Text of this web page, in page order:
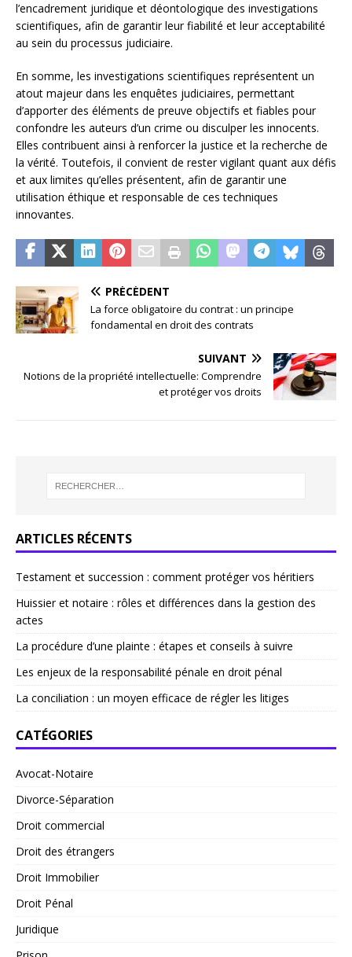
l’encadrement juridique et déontologique des investigations
scientifiques, afin de garantir leur fiabilité et leur acceptabilité
au sein du processus judiciaire.
En somme, les investigations scientifiques représentent un
atout majeur dans les enquêtes judiciaires, permettant
d’apporter des éléments de preuve objectifs et fiables pour
confondre les auteurs d’un crime ou disculper les innocents.
Elles contribuent ainsi à renforcer la justice et la recherche de
la vérité. Toutefois, il convient de rester vigilant quant aux défis
et aux limites qu’elles présentent, afin de garantir une
utilisation éthique et responsable de ces techniques
innovantes.
PRÉCÉDENT
La force obligatoire du contrat : un principe
fondamental en droit des contrats
SUIVANT
Notions de la propriété intellectuelle: Comprendre
et protéger vos droits
ARTICLES RÉCENTS
Testament et succession : comment protéger vos héritiers
Huissier et notaire : rôles et différences dans la gestion des
actes
La procédure d’une plainte : étapes et conseils à suivre
Les enjeux de la responsabilité pénale en droit pénal
La conciliation : un moyen efficace de régler les litiges
CATÉGORIES
Avocat-Notaire
Divorce-Séparation
Droit commercial
Droit des étrangers
Droit Immobilier
Droit Pénal
Juridique